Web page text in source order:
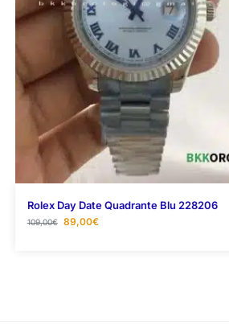
Rolex Day Date Quadrante Blu 228206
109,00€ 89,00€